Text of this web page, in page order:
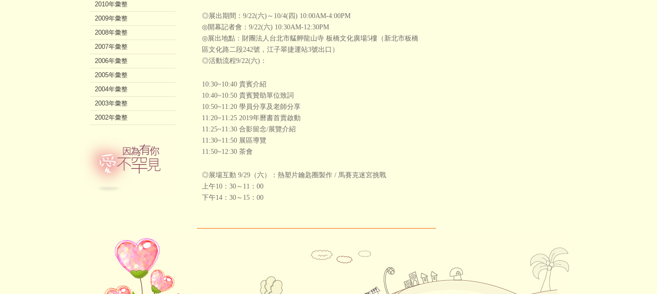
◎展出期間：9/22(六)～10/4(四) 10:00AM-4:00PM
◎開幕記者會：9/22(六) 10:30AM-12:30PM
◎展出地點：財團法人台北市艋舺龍山寺 板橋文化廣場5樓 （新北市板橋
區文化路二段242號，江子翠捷運站3號出口）
◎活動流程9/22(六)：
10:30~10:40 貴賓介紹
10:40~10:50 貴賓贊助單位致詞
10:50~11:20 學員分享及老師分享
11:20~11:25 2019年曆書首賣啟動
11:25~11:30 合影留念/展覽介紹
11:30~11:50 展區導覽
11:50~12:30 茶會
◎展場互動 9/29（六）：熱塑片鑰匙圈製作 / 馬賽克迷宮挑戰
上午10：30～11：00
下午14：30～15：00
2010年彙整
2009年彙整
2008年彙整
2007年彙整
2006年彙整
2005年彙整
2004年彙整
2003年彙整
2002年彙整